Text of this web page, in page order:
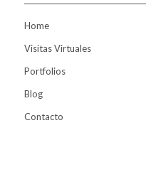
Home
Visitas Virtuales
Portfolios
Blog
Contacto